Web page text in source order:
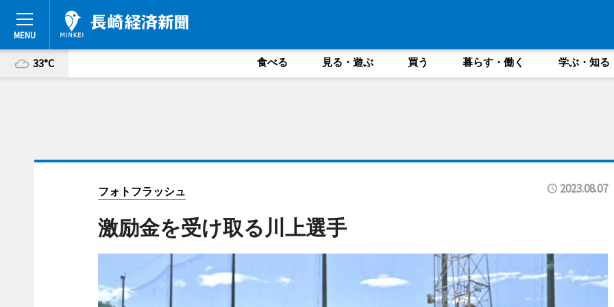
33°C 食べる 見る・遊ぶ 買う 暮らす・働く 学ぶ・知る
フォトフラッシュ 2023.08.07
激励金を受け取る川上選手